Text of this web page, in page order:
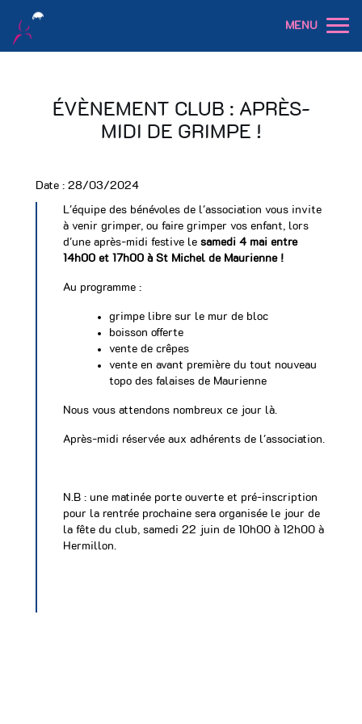
MENU
ÉVÈNEMENT CLUB : APRÈS-
MIDI DE GRIMPE !
Date : 28/03/2024
L'équipe des bénévoles de l'association vous invite
à venir grimper, ou faire grimper vos enfant, lors
d'une après-midi festive le samedi 4 mai entre
14h00 et 17h00 à St Michel de Maurienne !
Au programme :
grimpe libre sur le mur de bloc
boisson offerte
vente de crêpes
vente en avant première du tout nouveau
topo des falaises de Maurienne
Nous vous attendons nombreux ce jour là.
Après-midi réservée aux adhérents de l'association.
N.B : une matinée porte ouverte et pré-inscription
pour la rentrée prochaine sera organisée le jour de
la fête du club, samedi 22 juin de 10h00 à 12h00 à
Hermillon.